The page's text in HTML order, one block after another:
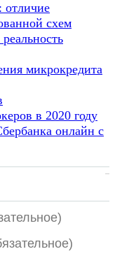
отличие
схем
микрокредита
в 2020 году
онлайн с